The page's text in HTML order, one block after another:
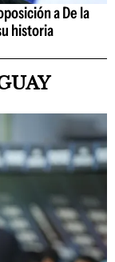
a De la
historia